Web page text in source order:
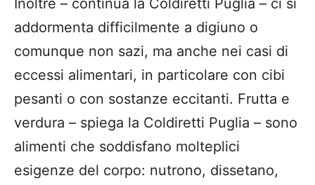
Inoltre – continua la Coldiretti Puglia – ci si
addormenta difficilmente a digiuno o
comunque non sazi, ma anche nei casi di
eccessi alimentari, in particolare con cibi
pesanti o con sostanze eccitanti. Frutta e
verdura – spiega la Coldiretti Puglia – sono
alimenti che soddisfano molteplici
esigenze del corpo: nutrono, dissetano,